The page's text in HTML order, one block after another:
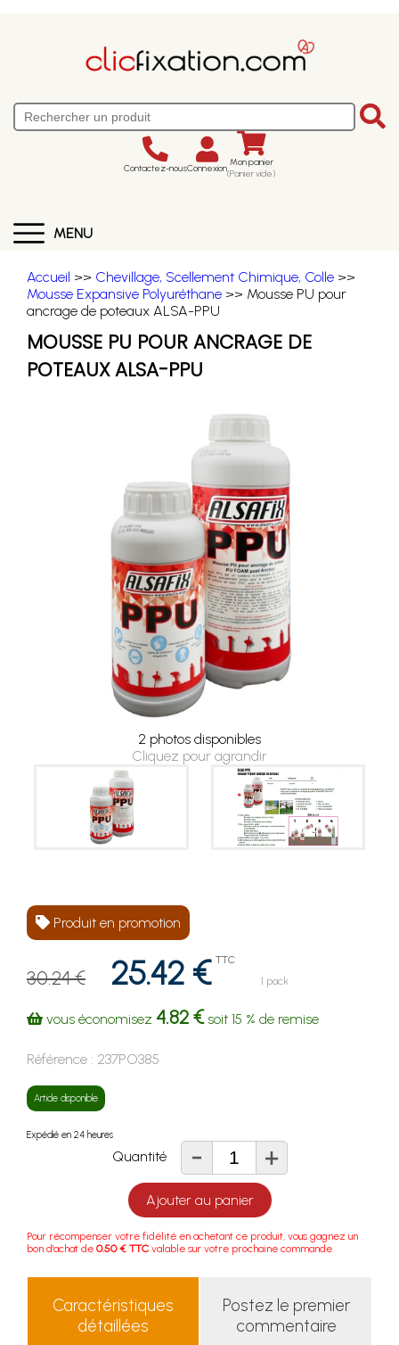
Contactez-nousConnexion Mon panier
(Panier vide)
MENU
Accueil >> Chevillage, Scellement Chimique, Colle >>
Mousse Expansive Polyuréthane >> Mousse PU pour
ancrage de poteaux ALSA-PPU
MOUSSE PU POUR ANCRAGE DE
POTEAUX ALSA-PPU
2 photos disponibles
Cliquez pour agrandir
Produit en promotion
30.24 € 25.42 € TTC
1 pack
vous économisez 4.82 €soit 15 % de remise
Référence : 237PO385
Article disponible
Expédié en 24 heures
Quantité - +
Ajouter au panier
Pour récompenser votre fidélité en achetant ce produit, vous gagnez un
bon d'achat de 0.50 € TTC valable sur votre prochaine commande.
Caractéristiques
détaillées
Postez le premier
commentaire